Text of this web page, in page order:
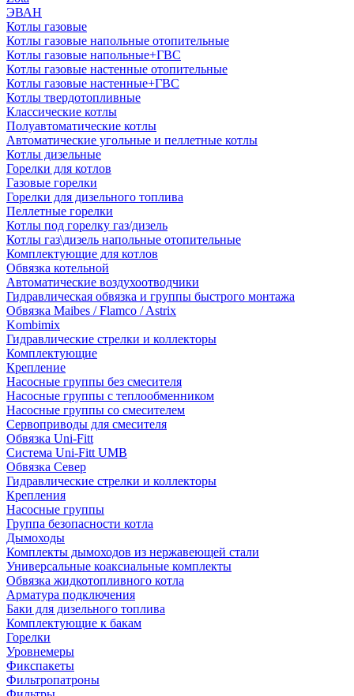
ЭВАН
Котлы газовые
Котлы газовые напольные отопительные
Котлы газовые напольные+ГВС
Котлы газовые настенные отопительные
Котлы газовые настенные+ГВС
Котлы твердотопливные
Классические котлы
Полуавтоматические котлы
Автоматические угольные и пеллетные котлы
Котлы дизельные
Горелки для котлов
Газовые горелки
Горелки для дизельного топлива
Пеллетные горелки
Котлы под горелку газ/дизель
Котлы газ\дизель напольные отопительные
Комплектующие для котлов
Обвязка котельной
Автоматические воздухоотводчики
Гидравлическая обвязка и группы быстрого монтажа
Обвязка Maibes / Flamco / Astrix
Kombimix
Гидравлические стрелки и коллекторы
Комплектующие
Крепление
Насосные группы без смесителя
Насосные группы с теплообменником
Насосные группы со смесителем
Сервоприводы для смесителя
Обвязка Uni-Fitt
Система Uni-Fitt UMB
Обвязка Север
Гидравлические стрелки и коллекторы
Крепления
Насосные группы
Группа безопасности котла
Дымоходы
Комплекты дымоходов из нержавеющей стали
Универсальные коаксиальные комплекты
Обвязка жидкотопливного котла
Арматура подключения
Баки для дизельного топлива
Комплектующие к бакам
Горелки
Уровнемеры
Фикспакеты
Фильтропатроны